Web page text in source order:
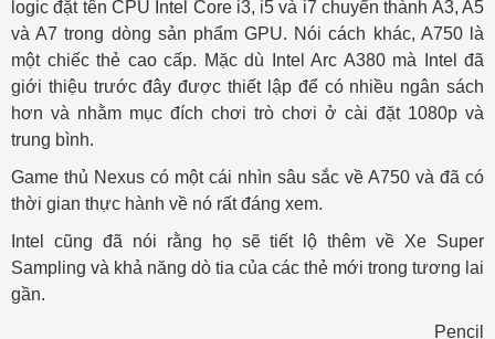
logic đặt tên CPU Intel Core i3, i5 và i7 chuyển thành A3, A5
và A7 trong dòng sản phẩm GPU. Nói cách khác, A750 là
một chiếc thẻ cao cấp. Mặc dù Intel Arc A380 mà Intel đã
giới thiệu trước đây được thiết lập để có nhiều ngân sách
hơn và nhằm mục đích chơi trò chơi ở cài đặt 1080p và
trung bình.
Game thủ Nexus có một cái nhìn sâu sắc về A750 và đã có
thời gian thực hành về nó rất đáng xem.
Intel cũng đã nói rằng họ sẽ tiết lộ thêm về Xe Super
Sampling và khả năng dò tia của các thẻ mới trong tương lai
gần.
Pencil